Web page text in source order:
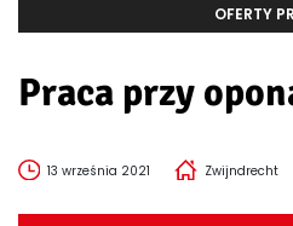
OFERTY
Praca przy
13 września 2021 Zwijndrecht